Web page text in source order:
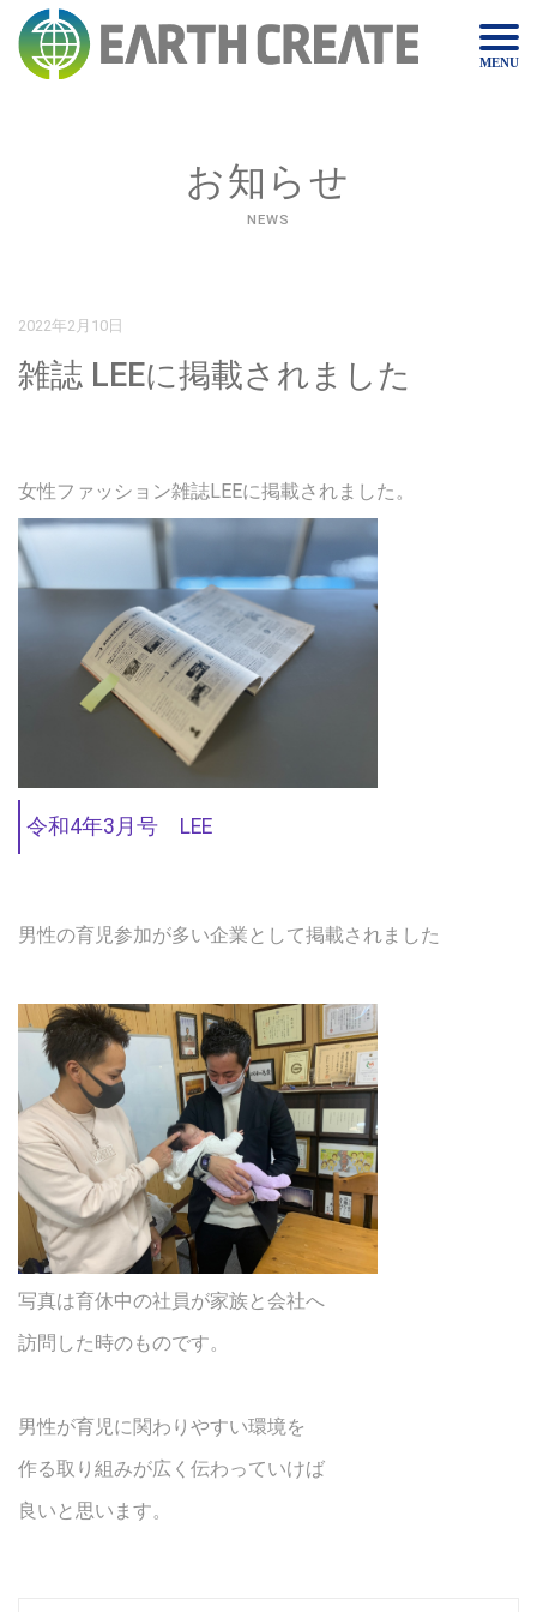
MENU
お知らせ
NEWS
雑誌 LEEに掲載されました
2022年2月10日
女性ファッション雑誌LEEに掲載されました。
令和4年3月号 LEE
男性の育児参加が多い企業として掲載されました
写真は育休中の社員が家族と会社へ
訪問した時のものです。
男性が育児に関わりやすい環境を
作る取り組みが広く伝わっていけば
良いと思います。